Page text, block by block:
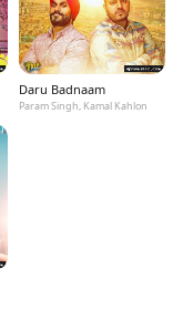
Daru Badnaam
Param Singh, Kamal Kahlon